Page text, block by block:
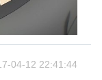
04-12 22:41:44